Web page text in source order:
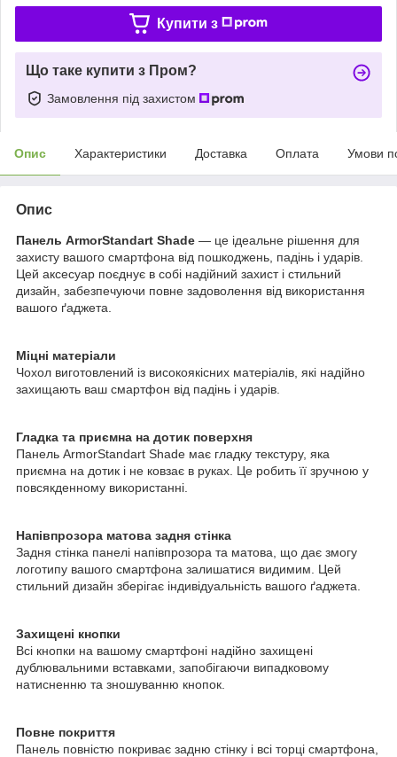
Купити з
Що таке купити з Пром?
Замовлення під захистом
Опис Характеристики Доставка Оплата Умови
Опис
Панель ArmorStandart Shade — це ідеальне рішення для
захисту вашого смартфона від пошкоджень, падінь і ударів.
Цей аксесуар поєднує в собі надійний захист і стильний
дизайн, забезпечуючи повне задоволення від використання
вашого ґаджета.
Міцні матеріали
Чохол виготовлений із високоякісних матеріалів, які надійно
захищають ваш смартфон від падінь і ударів.
Гладка та приємна на дотик поверхня
Панель ArmorStandart Shade має гладку текстуру, яка
приємна на дотик і не ковзає в руках. Це робить її зручною у
повсякденному використанні.
Напівпрозора матова задня стінка
Задня стінка панелі напівпрозора та матова, що дає змогу
логотипу вашого смартфона залишатися видимим. Цей
стильний дизайн зберігає індивідуальність вашого ґаджета.
Захищені кнопки
Всі кнопки на вашому смартфоні надійно захищені
дублювальними вставками, запобігаючи випадковому
натисненню та зношуванню кнопок.
Повне покриття
Панель повністю покриває задню стінку і всі торці смартфона,